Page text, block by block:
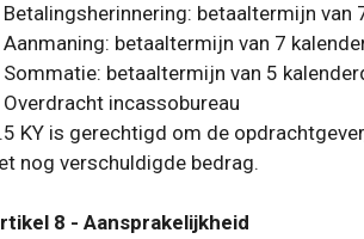
Betalingsherinnering: betaaltermijn van
Aanmaning: betaaltermijn van 7
betaaltermijn van 5
Overdracht incassobureau
KY is gerechtigd om de
nog verschuldigde bedrag.
8 - Aansprakelijkheid